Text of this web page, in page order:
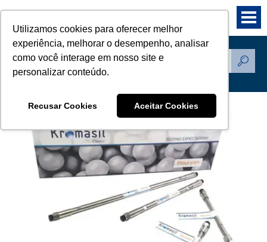
Utilizamos cookies para oferecer melhor
experiência, melhorar o desempenho, analisar
como você interage em nosso site e
personalizar conteúdo.
Recusar Cookies Aceitar Cookies
Produtos